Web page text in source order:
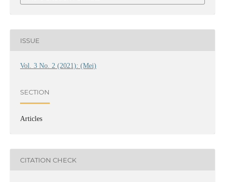
ISSUE
Vol. 3 No. 2 (2021): (Mei)
SECTION
Articles
CITATION CHECK